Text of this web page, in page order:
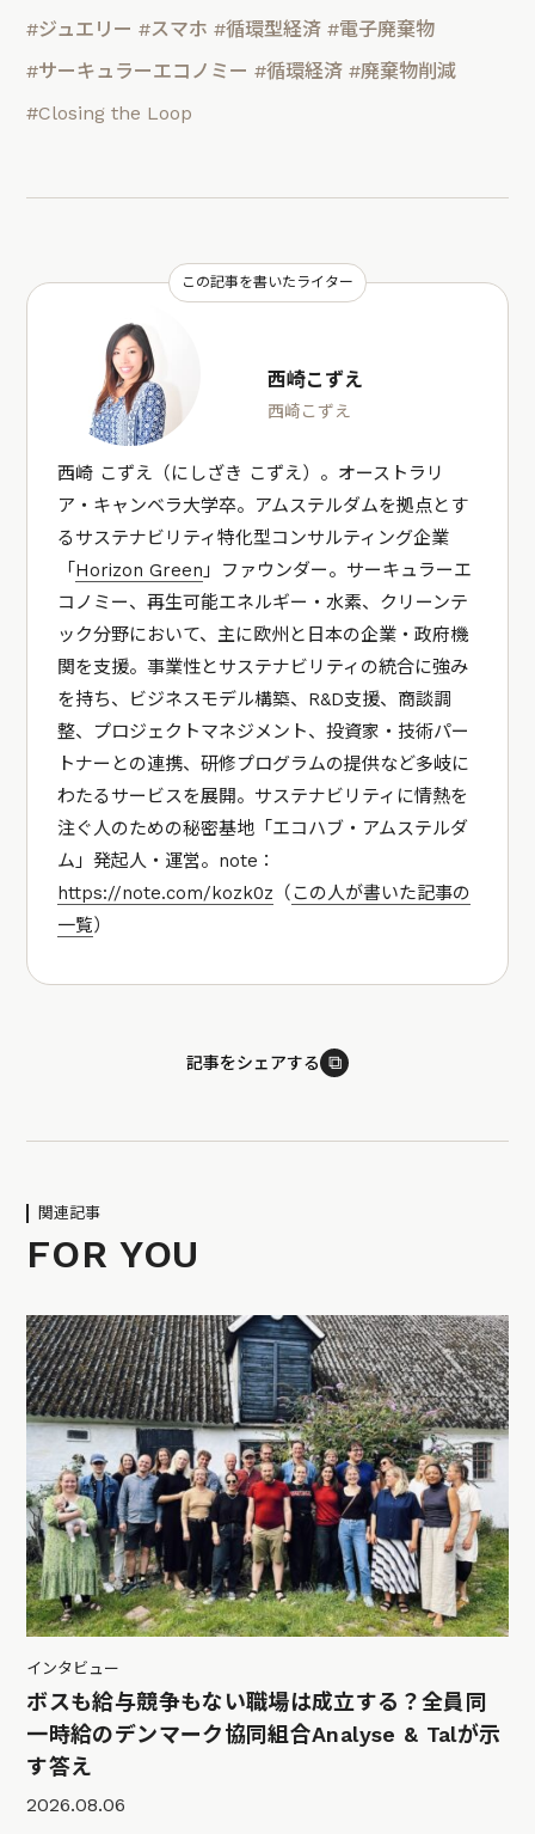
#ジュエリー #スマホ #循環型経済 #電子廃棄物
#サーキュラーエコノミー #循環経済 #廃棄物削減
#Closing the Loop
この記事を書いたライター
西崎こずえ
西崎こずえ
西崎 こずえ（にしざき こずえ）。オーストラリ
ア・キャンベラ大学卒。アムステルダムを拠点とす
るサステナビリティ特化型コンサルティング企業
「 Horizon Green 」ファウンダー。サーキュラーエ
コノミー、再生可能エネルギー・水素、クリーンテ
ック分野において、主に欧州と日本の企業・政府機
関を支援。事業性とサステナビリティの統合に強み
を持ち、ビジネスモデル構築、R&D支援、商談調
整、プロジェクトマネジメント、投資家・技術パー
トナーとの連携、研修プログラムの提供など多岐に
わたるサービスを展開。サステナビリティに情熱を
注ぐ人のための秘密基地「エコハブ・アムステルダ
ム」発起人・運営。note：
https://note.com/kozk0z （この人が書いた記事の
一覧）
記事をシェアする ⧉
関連記事
FOR YOU
インタビュー
ボスも給与競争もない職場は成立する？全員同
一時給のデンマーク協同組合Analyse & Talが示
す答え
2026.08.06